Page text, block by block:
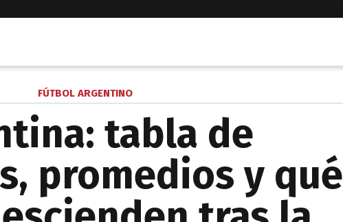
FÚTBOL ARGENTINO
tabla de
promedios y qué